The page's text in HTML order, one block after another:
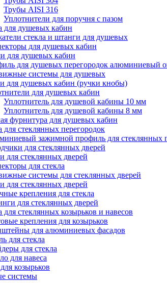
Трубы AISI 316
Уплотнители для поручня с пазом
для душевых кабин
стекла и штанги для душевых
для душевых кабин
для душевых кабин
для душевых перегородок алюминиевый
сиcтемы для душевых
для душевых кабин (ручки кнобы)
для душевых кабин
Уплотнитель для душевой кабины 10 мм
Уплотнитель для душевой кабины 8 мм
фурнитура для душевых кабин
стеклянных перегородок
зажимной профиль для стеклянных
для стеклянных дверей
для стеклянных дверей
для стекла
системы для стеклянных дверей
для стеклянных дверей
крепления для стекла
для стеклянных дверей
стеклянных козырьков и навесов
крепления для козырьков
для алюминиевых фасадов
для стекла
для стекла
для навеса
козырьков
системы